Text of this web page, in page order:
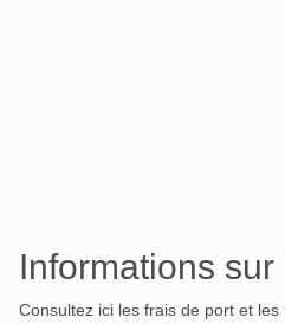
Informations
Consultez ici les frais de port et